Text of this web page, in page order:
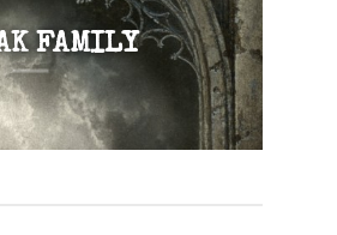
FAMILY